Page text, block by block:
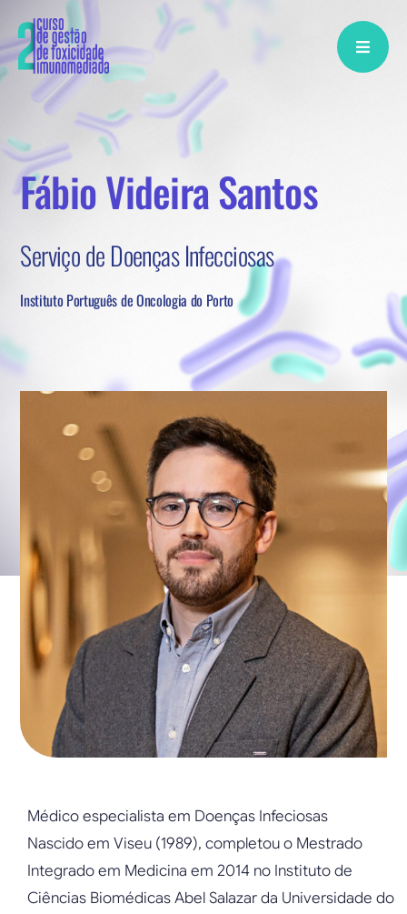
to
content
Fábio Videira Santos
Serviço de Doenças Infecciosas
Instituto Português de Oncologia do Porto
Médico especialista em Doenças Infeciosas
Nascido em Viseu (1989), completou o Mestrado
Integrado em Medicina em 2014 no Instituto de
Ciências Biomédicas Abel Salazar da Universidade do